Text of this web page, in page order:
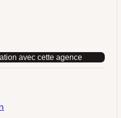
avec cette agence